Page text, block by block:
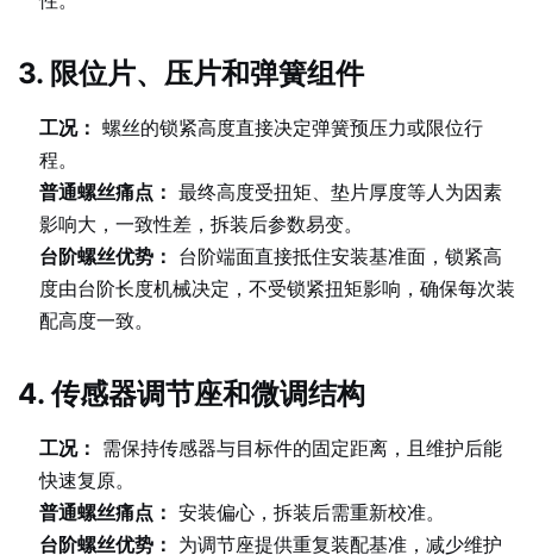
3. 限位片、压片和弹簧组件
工况： 螺丝的锁紧高度直接决定弹簧预压力或限位行
程。
普通螺丝痛点： 最终高度受扭矩、垫片厚度等人为因素
影响大，一致性差，拆装后参数易变。
台阶螺丝优势： 台阶端面直接抵住安装基准面，锁紧高
度由台阶长度机械决定，不受锁紧扭矩影响，确保每次装
配高度一致。
4. 传感器调节座和微调结构
工况： 需保持传感器与目标件的固定距离，且维护后能
快速复原。
普通螺丝痛点： 安装偏心，拆装后需重新校准。
台阶螺丝优势： 为调节座提供重复装配基准，减少维护